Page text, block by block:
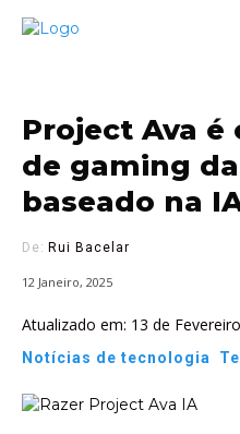
Project Ava é
de gaming
baseado na
De: Rui Bacelar
12 Janeiro, 2025
Atualizado em: 13 de
Notícias de tecnologia